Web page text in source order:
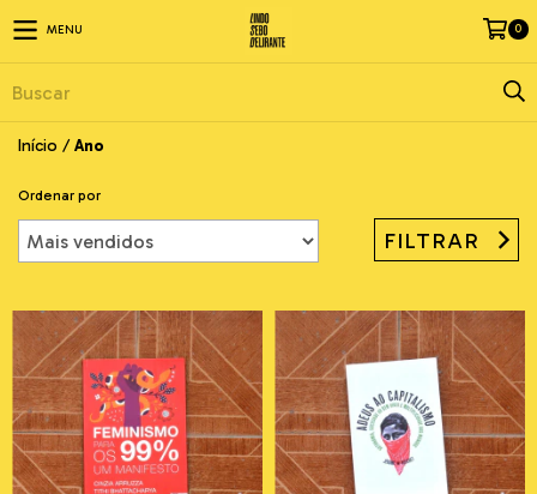
MENU 0
Início / Ano
Ordenar por
FILTRAR